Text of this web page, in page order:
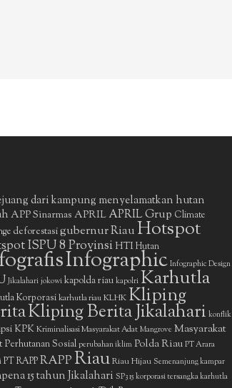
dari kampung menyelamatkan hutan
APP Sinarmas APRIL APRIL Grup Climate
deforestasigubernur RiauHotspot
ISPU 8 ProvinsiHTIHutan
Infographic Infographic Design
Jikalahari jokowi kapolda riau kapolri Karhutla
Korporasi karhutla riau KLHKKliping
Kliping Berita Jikalahari konflik
KPK Kriminalisasi Masyarakat Adat Mangrove Masyarakat
Perhutanan Sosial perubahan iklim Polda Riau PT Arara
PT RAPPRAPPRiauRiau Hijau Semenanjung kampar
15 tahun Jikalahari SP3 15 korporasi tersangka karhutla